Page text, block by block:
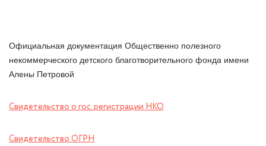
Официальная документация Общественно полезного
некоммерческого детского благотворительного фонда имени
Алены Петровой
Свидетельство о гос. регистрации НКО
Свидетельство ОГРН